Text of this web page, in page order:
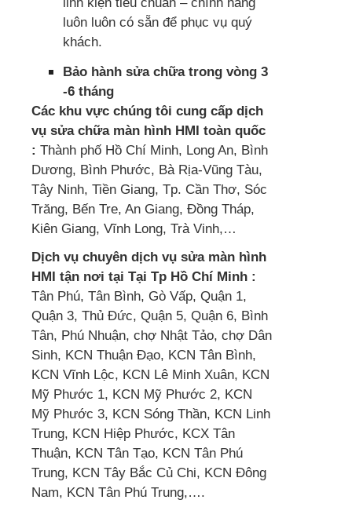
luôn luôn có sẵn để phục vụ quý
khách.
Bảo hành sửa chữa trong vòng 3
-6 tháng
Các khu vực chúng tôi cung cấp dịch
vụ sửa chữa màn hình HMI toàn quốc
: Thành phố Hồ Chí Minh, Long An, Bình
Dương, Bình Phước, Bà Rịa-Vũng Tàu,
Tây Ninh, Tiền Giang, Tp. Cần Thơ, Sóc
Trăng, Bến Tre, An Giang, Đồng Tháp,
Kiên Giang, Vĩnh Long, Trà Vinh,…
Dịch vụ chuyên dịch vụ sửa màn hình
HMI tận nơi tại Tại Tp Hồ Chí Minh :
Tân Phú, Tân Bình, Gò Vấp, Quận 1,
Quận 3, Thủ Đức, Quận 5, Quận 6, Bình
Tân, Phú Nhuận, chợ Nhật Tảo, chợ Dân
Sinh, KCN Thuận Đạo, KCN Tân Bình,
KCN Vĩnh Lộc, KCN Lê Minh Xuân, KCN
Mỹ Phước 1, KCN Mỹ Phước 2, KCN
Mỹ Phước 3, KCN Sóng Thần, KCN Linh
Trung, KCN Hiệp Phước, KCX Tân
Thuận, KCN Tân Tạo, KCN Tân Phú
Trung, KCN Tây Bắc Củ Chi, KCN Đông
Nam, KCN Tân Phú Trung,….